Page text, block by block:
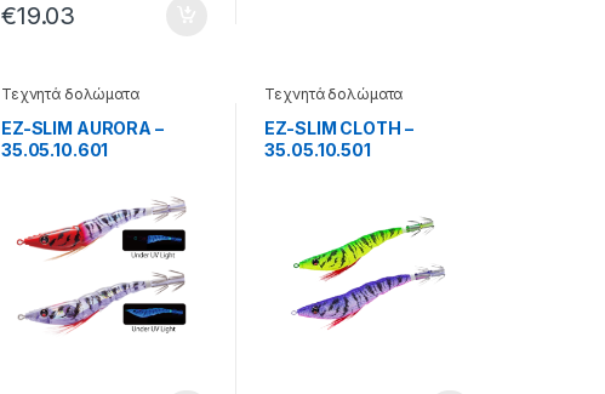
€19.03
Τεχνητά δολώματα
EZ-SLIM AURORA –
35.05.10.601
Τεχνητά δολώματα
EZ-SLIM CLOTH –
35.05.10.501